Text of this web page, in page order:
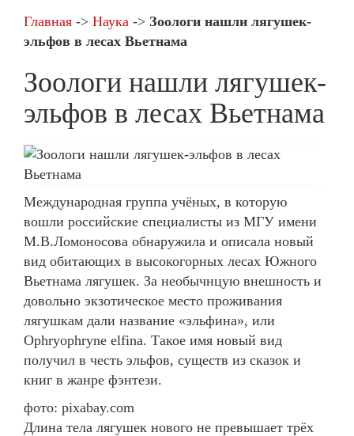
Главная -> Наука -> Зоологи нашли лягушек-
эльфов в лесах Вьетнама
Зоологи нашли лягушек-
эльфов в лесах Вьетнама
Международная группа учёных, в которую
вошли российские специалисты из МГУ имени
М.В.Ломоносова обнаружила и описала новый
вид обитающих в высокогорных лесах Южного
Вьетнама лягушек. За необычнцую внешность и
довольно экзотическое место проживания
лягушкам дали название «эльфина», или
Ophryophryne elfina. Такое имя новый вид
получил в честь эльфов, существ из сказок и
книг в жанре фэнтези.
фото: pixabay.com
Длина тела лягушек нового не превышает трёх